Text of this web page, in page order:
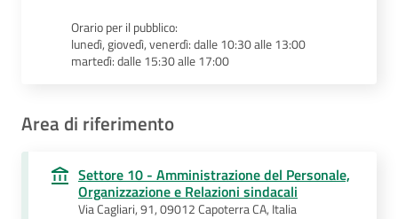
Orario per il pubblico:
lunedì, giovedì, venerdì: dalle 10:30 alle 13:00
martedì: dalle 15:30 alle 17:00
Area di riferimento
Settore 10 - Amministrazione del Personale,
Organizzazione e Relazioni sindacali
Via Cagliari, 91, 09012 Capoterra CA, Italia